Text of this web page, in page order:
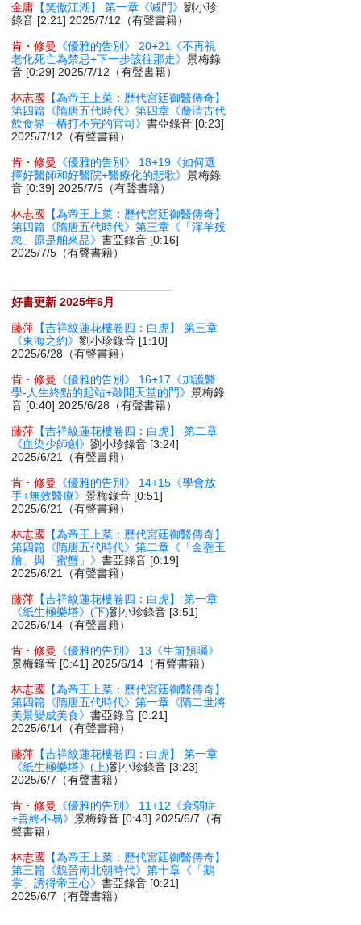
金庸 【笑傲江湖】 第一章《滅門》劉小珍
錄音 [2:21] 2025/7/12（有聲書籍）
肯・修曼
《優雅的告別》 20+21《不再視
老化死亡為禁忌+下一步該往那走》景梅錄
音 [0:29] 2025/7/12（有聲書籍）
林志國
【為帝王上菜：歷代宮廷御醫傳奇】
第四篇《隋唐五代時代》第四章《釐清古代
飲食界一樁打不完的官司》書亞錄音 [0:23]
2025/7/12（有聲書籍）
肯・修曼
《優雅的告別》 18+19《如何選
擇好醫師和好醫院+醫療化的悲歌》景梅錄
音 [0:39] 2025/7/5（有聲書籍）
林志國
【為帝王上菜：歷代宮廷御醫傳奇】
第四篇《隋唐五代時代》第三章《「渾羊殁
忽」原是舶來品》書亞錄音 [0:16]
2025/7/5（有聲書籍）
好書更新 2025年6月
藤萍 【吉祥紋蓮花樓卷四：白虎】 第三章
《東海之約》劉小珍錄音 [1:10]
2025/6/28（有聲書籍）
肯・修曼
《優雅的告別》 16+17《加護醫
學-人生終點的起站+敲開天堂的門》景梅錄
音 [0:40] 2025/6/28（有聲書籍）
藤萍 【吉祥紋蓮花樓卷四：白虎】 第二章
《血染少師劍》劉小珍錄音 [3:24]
2025/6/21（有聲書籍）
肯・修曼
《優雅的告別》 14+15《學會放
手+無效醫療》景梅錄音 [0:51]
2025/6/21（有聲書籍）
林志國
【為帝王上菜：歷代宮廷御醫傳奇】
第四篇《隋唐五代時代》第二章《「金虀玉
膾」與「蜜蟹」》書亞錄音 [0:19]
2025/6/21（有聲書籍）
藤萍 【吉祥紋蓮花樓卷四：白虎】 第一章
《紙生極樂塔》(下)劉小珍錄音 [3:51]
2025/6/14（有聲書籍）
肯・修曼
《優雅的告別》 13《生前預囑》
景梅錄音 [0:41] 2025/6/14（有聲書籍）
林志國
【為帝王上菜：歷代宮廷御醫傳奇】
第四篇《隋唐五代時代》第一章《隋二世將
美景變成美食》書亞錄音 [0:21]
2025/6/14（有聲書籍）
藤萍 【吉祥紋蓮花樓卷四：白虎】 第一章
《紙生極樂塔》(上)劉小珍錄音 [3:23]
2025/6/7（有聲書籍）
肯・修曼
《優雅的告別》 11+12《衰弱症
+善終不易》景梅錄音 [0:43] 2025/6/7（有
聲書籍）
林志國
【為帝王上菜：歷代宮廷御醫傳奇】
第三篇《魏晉南北朝時代》第十章《「鵝
掌」誘得帝王心》書亞錄音 [0:21]
2025/6/7（有聲書籍）